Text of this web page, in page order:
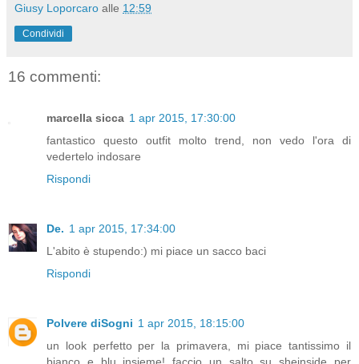
Giusy Loporcaro alle 12:59
Condividi
16 commenti:
marcella sicca 1 apr 2015, 17:30:00
fantastico questo outfit molto trend, non vedo l'ora di
vedertelo indosare
Rispondi
De. 1 apr 2015, 17:34:00
L'abito è stupendo:) mi piace un sacco baci
Rispondi
Polvere diSogni 1 apr 2015, 18:15:00
un look perfetto per la primavera, mi piace tantissimo il